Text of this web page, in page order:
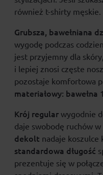
również t-shirty męskie.
Grubsza, bawełniana
wygodę podczas
jest przyjemny dla
i lepiej znosi częste
pozostaje komfortowa
materiałowy: bawełna
Krój regular wygodnie
daje swobodę ruchów
dekolt nadaje koszulce
standardowa długość
prezentuje się w